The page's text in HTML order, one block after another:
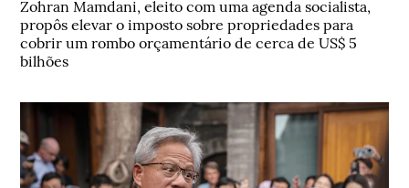
Zohran Mamdani, eleito com uma agenda socialista,
propôs elevar o imposto sobre propriedades para
cobrir um rombo orçamentário de cerca de US$ 5
bilhões